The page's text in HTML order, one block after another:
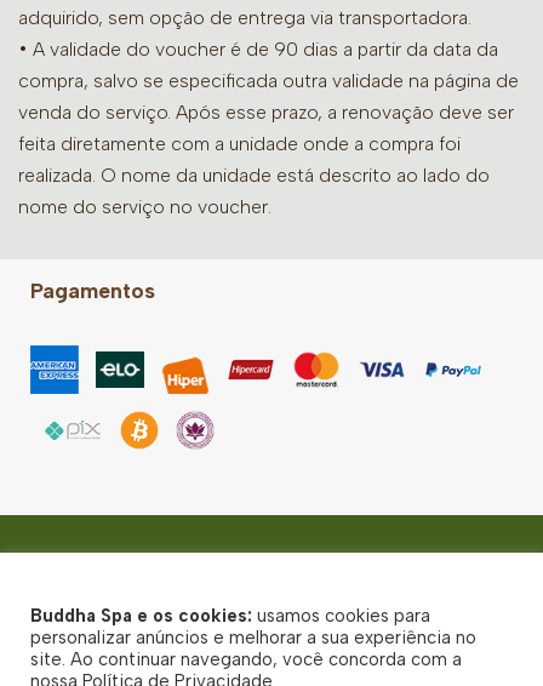
adquirido, sem opção de entrega via transportadora.
• A validade do voucher é de 90 dias a partir da data da
compra, salvo se especificada outra validade na página de
venda do serviço. Após esse prazo, a renovação deve ser
feita diretamente com a unidade onde a compra foi
realizada. O nome da unidade está descrito ao lado do
nome do serviço no voucher.
Pagamentos
© Buddha Spa 2026 - Todos direitos reservados
Política de Privacidade
Buddha Spa e os cookies: usamos cookies para
personalizar anúncios e melhorar a sua experiência no
site. Ao continuar navegando, você concorda com a
nossa Política de Privacidade.